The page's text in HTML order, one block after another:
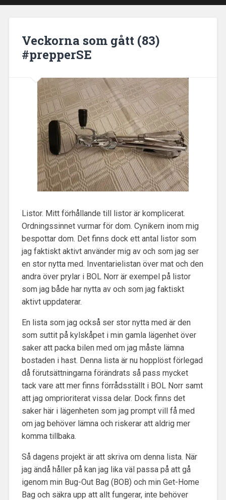
Veckorna som gått (83)
#prepperSE
Listor. Mitt förhållande till listor är komplicerat.
Ordningssinnet vurmar för dom. Cynikern inom mig
bespottar dom. Det finns dock ett antal listor som
jag faktiskt aktivt använder mig av och som jag ser
en stor nytta med. Inventarielistan över mat och den
andra över prylar i BOL Norr är exempel på listor
som jag både har nytta av och som jag faktiskt
aktivt uppdaterar.
En lista som jag också ser stor nytta med är den
som suttit på kylskåpet i min gamla lägenhet över
saker att packa bilen med om jag måste lämna
bostaden i hast. Denna lista är nu hopplöst förlegad
då förutsättningarna förändrats så pass mycket
tack vare att mer finns förrådsställt i BOL Norr samt
att jag omprioriterat vissa delar. Dock finns det
saker här i lägenheten som jag prompt vill få med
om jag behöver lämna och riskerar att aldrig mer
komma tillbaka.
Så dagens projekt är att skriva om denna lista. När
jag ändå håller på kan jag lika väl passa på att gå
igenom min Bug-Out Bag (BOB) och min Get-Home
Bag och säkra upp att allt fungerar, inte behöver